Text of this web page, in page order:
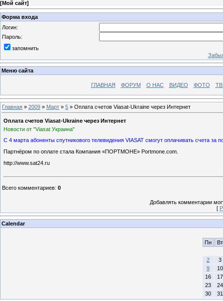
[Мой сайт]
Форма входа
Логин:
Пароль:
запомнить
Меню сайта
ГЛАВНАЯ ФОРУМ О НАС ВИДЕО ФОТО ТВ
Главная » 2009 » Март » 5 » Оплата счетов Viasat-Ukraine через Интернет
Оплата счетов Viasat-Ukraine через Интернет
Новости от "Viasat Украина"
С 4 марта абоненты спутникового телевидения VIASAT смогут оплачивать счета за
Партнёром по оплате стала Компания «ПОРТМОНЕ» Portmone.com.
http://www.sat24.ru
Всего комментариев: 0
Добавлять комментарии
[
Calendar
Пн Вт
2
3
9
10
16
17
23
24
30
31